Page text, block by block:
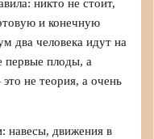
никто не стоит,
и конечную
два человека идут на
первые плоды, а
не теория, а очень
навесы, движения в